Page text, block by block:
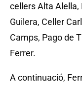
cellers Alta Alella,
Guilera, Celler
Camps, Pago de
Ferrer.
A continuació,